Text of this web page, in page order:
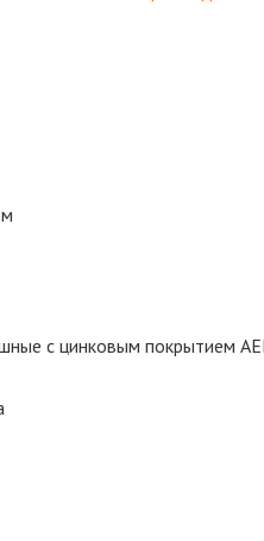
с цинковым покрытием